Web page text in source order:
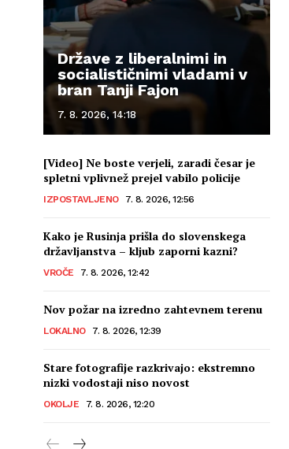
Države z liberalnimi in
socialističnimi vladami v
bran Tanji Fajon
7. 8. 2026, 14:18
[Video] Ne boste verjeli, zaradi česar je
spletni vplivnež prejel vabilo policije
IZPOSTAVLJENO 7. 8. 2026, 12:56
Kako je Rusinja prišla do slovenskega
državljanstva – kljub zaporni kazni?
VROČE 7. 8. 2026, 12:42
Nov požar na izredno zahtevnem terenu
LOKALNO 7. 8. 2026, 12:39
Stare fotografije razkrivajo: ekstremno
nizki vodostaji niso novost
OKOLJE 7. 8. 2026, 12:20